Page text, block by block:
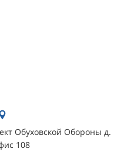
Обуховской Обороны д.
108